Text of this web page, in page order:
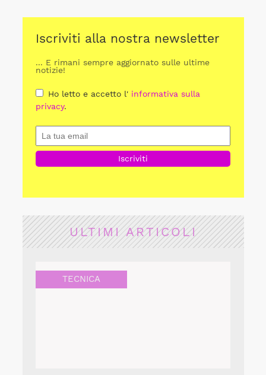
Iscriviti alla nostra newsletter
... E rimani sempre aggiornato sulle ultime
notizie!
Ho letto e accetto l' informativa sulla
privacy.
ULTIMI ARTICOLI
TECNICA